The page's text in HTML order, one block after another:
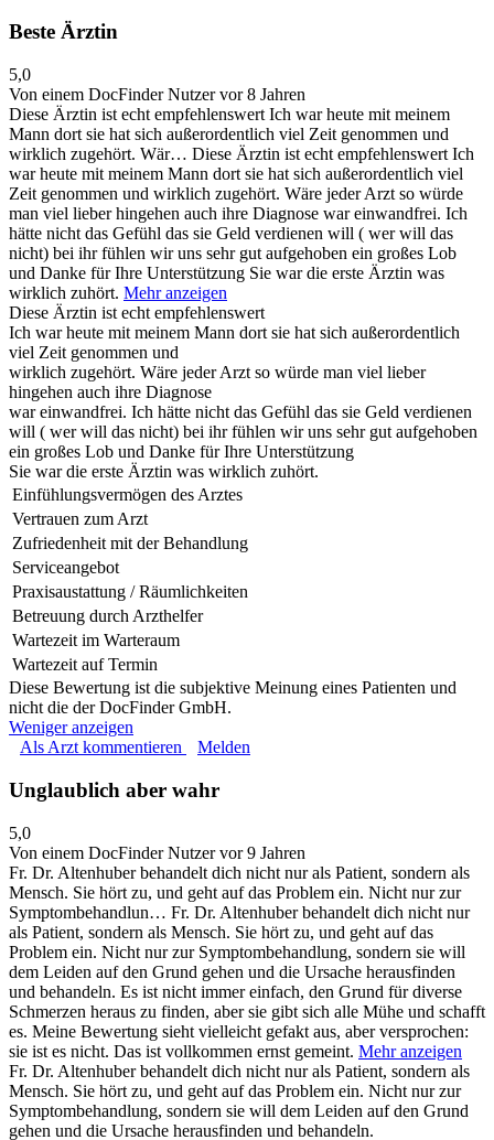
Beste Ärztin
5,0
Von einem DocFinder Nutzervor 8 Jahren
Diese Ärztin ist echt empfehlenswert Ich war heute mit meinem
Mann dort sie hat sich außerordentlich viel Zeit genommen und
wirklich zugehört. Wär… Diese Ärztin ist echt empfehlenswert Ich
war heute mit meinem Mann dort sie hat sich außerordentlich viel
Zeit genommen und wirklich zugehört. Wäre jeder Arzt so würde
man viel lieber hingehen auch ihre Diagnose war einwandfrei. Ich
hätte nicht das Gefühl das sie Geld verdienen will ( wer will das
nicht) bei ihr fühlen wir uns sehr gut aufgehoben ein großes Lob
und Danke für Ihre Unterstützung Sie war die erste Ärztin was
wirklich zuhört. Mehr anzeigen
Diese Ärztin ist echt empfehlenswert
Ich war heute mit meinem Mann dort sie hat sich außerordentlich
viel Zeit genommen und
wirklich zugehört. Wäre jeder Arzt so würde man viel lieber
hingehen auch ihre Diagnose
war einwandfrei. Ich hätte nicht das Gefühl das sie Geld verdienen
will ( wer will das nicht) bei ihr fühlen wir uns sehr gut aufgehoben
ein großes Lob und Danke für Ihre Unterstützung
Sie war die erste Ärztin was wirklich zuhört.
Einfühlungsvermögen des Arztes
Vertrauen zum Arzt
Zufriedenheit mit der Behandlung
Serviceangebot
Praxisaustattung / Räumlichkeiten
Betreuung durch Arzthelfer
Wartezeit im Warteraum
Wartezeit auf Termin
Diese Bewertung ist die subjektive Meinung eines Patienten und
nicht die der DocFinder GmbH.
Weniger anzeigen
Als Arzt kommentieren
Melden
Unglaublich aber wahr
5,0
Von einem DocFinder Nutzervor 9 Jahren
Fr. Dr. Altenhuber behandelt dich nicht nur als Patient, sondern als
Mensch. Sie hört zu, und geht auf das Problem ein. Nicht nur zur
Symptombehandlun… Fr. Dr. Altenhuber behandelt dich nicht nur
als Patient, sondern als Mensch. Sie hört zu, und geht auf das
Problem ein. Nicht nur zur Symptombehandlung, sondern sie will
dem Leiden auf den Grund gehen und die Ursache herausfinden
und behandeln. Es ist nicht immer einfach, den Grund für diverse
Schmerzen heraus zu finden, aber sie gibt sich alle Mühe und schafft
es. Meine Bewertung sieht vielleicht gefakt aus, aber versprochen:
sie ist es nicht. Das ist vollkommen ernst gemeint. Mehr anzeigen
Fr. Dr. Altenhuber behandelt dich nicht nur als Patient, sondern als
Mensch. Sie hört zu, und geht auf das Problem ein. Nicht nur zur
Symptombehandlung, sondern sie will dem Leiden auf den Grund
gehen und die Ursache herausfinden und behandeln.